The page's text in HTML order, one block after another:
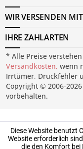
WIR VERSENDEN MIT
IHRE ZAHLARTEN
* Alle Preise
Versandkosten, wenn
Irrtümer, Druckfehler
Copyright © 2006-
vorbehalten.
Diese Website benutzt
Website erforderlich
die den Komfort bei